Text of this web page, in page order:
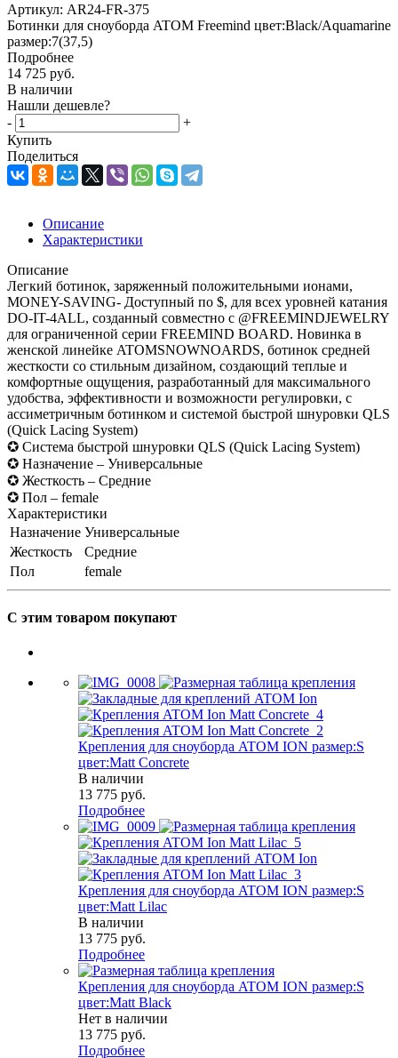
Артикул: AR24-FR-375
Ботинки для сноуборда ATOM Freemind цвет:Black/Aquamarine
размер:7(37,5)
Подробнее
14 725 руб.
В наличии
Нашли дешевле?
-
+
Купить
Поделиться
Описание
Характеристики
Описание
Легкий ботинок, заряженный положительными ионами,
MONEY-SAVING- Доступный по $, для всех уровней катания
DO-IT-4ALL, созданный совместно с @FREEMINDJEWELRY
для ограниченной серии FREEMIND BOARD. Новинка в
женской линейке ATOMSNOWNOARDS, ботинок средней
жесткости со стильным дизайном, создающий теплые и
комфортные ощущения, разработанный для максимального
удобства, эффективности и возможности регулировки, с
ассиметричным ботинком и системой быстрой шнуровки QLS
(Quick Lacing System)
✪ Cистема быстрой шнуровки QLS (Quick Lacing System)
✪ Назначение – Универсальные
✪ Жесткость – Средние
✪ Пол – female
Характеристики
Назначение Универсальные
Жесткость
Средние
Пол
female
С этим товаром покупают
Крепления для сноуборда ATOM ION размер:S
цвет:Matt Concrete
В наличии
13 775 руб.
Подробнее
Крепления для сноуборда ATOM ION размер:S
цвет:Matt Lilac
В наличии
13 775 руб.
Подробнее
Крепления для сноуборда ATOM ION размер:S
цвет:Matt Black
Нет в наличии
13 775 руб.
Подробнее